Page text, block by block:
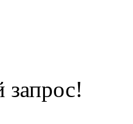
запрос!